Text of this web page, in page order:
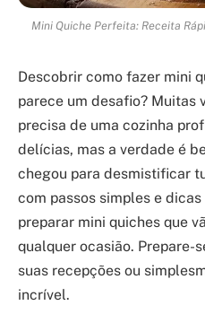
Mini Quiche Perfeita: Receita
Descobrir como fazer mini
parece um desafio? Muitas
precisa de uma cozinha
delícias, mas a verdade é
chegou para desmistificar
com passos simples e
preparar mini quiches que
qualquer ocasião. Prepare-
suas recepções ou
incrível.